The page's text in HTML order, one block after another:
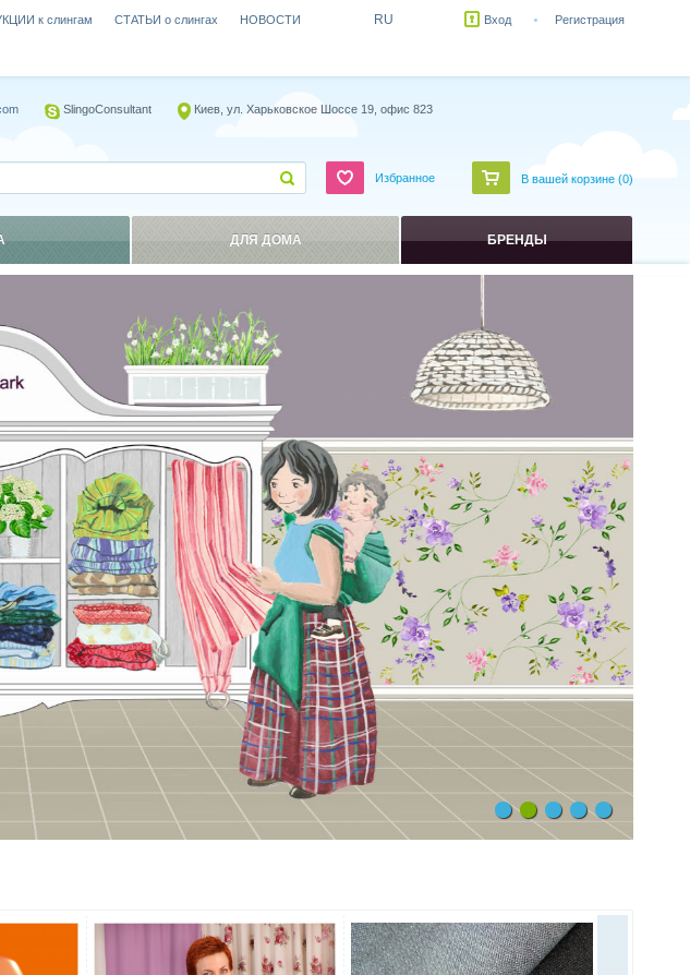
к слингам СТАТЬИ о слингах НОВОСТИ RU Вход Регистрация
SlingoConsultant Киев, ул. Харьковское Шоссе 19, офис 823
Избранное В вашей корзине (0)
ДЛЯ ДОМА БРЕНДЫ